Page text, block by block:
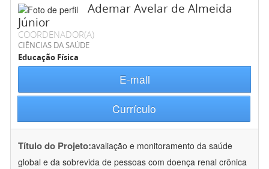
Ademar Avelar de Almeida
Júnior
COORDENADOR(A)
CIÊNCIAS DA SAÚDE
Educação Física
E-mail
Currículo
Título do Projeto:avaliação e monitoramento da saúde
global e da sobrevida de pessoas com doença renal crônica